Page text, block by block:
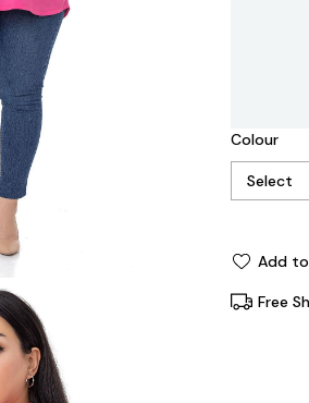
Colour
Add
Free